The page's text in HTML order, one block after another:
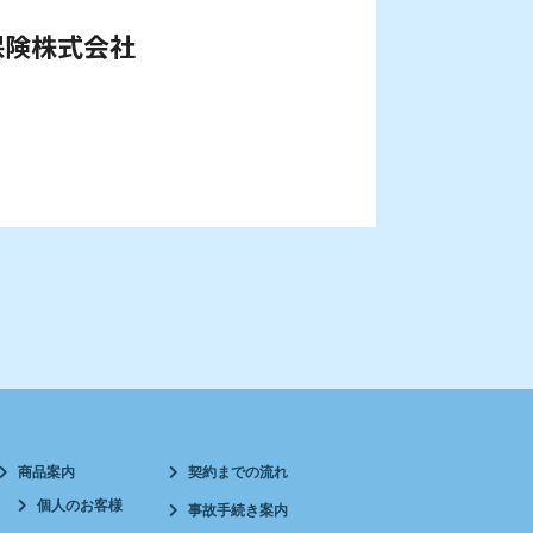
株式会社
商品案内
個人のお客様
契約までの流れ
事故手続き案内